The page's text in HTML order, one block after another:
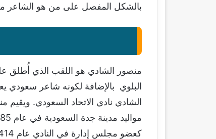
بالشكل المفصل على من هو الشاعر
منصور الشادي هو اللقب الذي أُطلق
البلوي بالإضافة لكونه شاعر
كعضو مجلس إدارة في النادي عام 1414 هجري تحت رئاسة عدنان الجمجوم، وبعد ذلك أصبح مشرفًا على فريق كرة القدم.